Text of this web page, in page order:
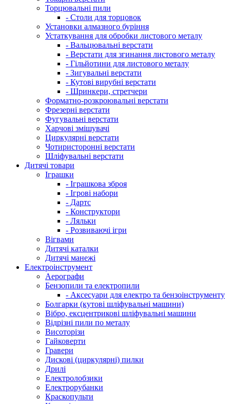
Торцювальні пили
- Столи для торцовок
Установки алмазного буріння
Устаткування для обробки листового металу
- Вальцювальні верстати
- Верстати для згинання листового металу
- Гільйотини для листового металу
- Зигувальні верстати
- Кутові вирубні верстати
- Шринкери, стретчери
Форматно-розкроювальні верстати
Фрезерні верстати
Фугувальні верстати
Харчові змішувачі
Циркулярні верстати
Чотиристоронні верстати
Шліфувальні верстати
Дитячі товари
Іграшки
- Іграшкова зброя
- Ігрові набори
- Дартс
- Конструктори
- Ляльки
- Розвиваючі ігри
Вігвами
Дитячі каталки
Дитячі манежі
Електроінструмент
Аерографи
Бензопили та електропили
- Аксесуари для електро та бензоінструменту
Болгарки (кутові шліфувальні машини)
Вібро, ексцентрикові шліфувальні машини
Відрізні пили по металу
Висоторізи
Гайковерти
Гравери
Дискові (циркулярні) пилки
Дрилі
Електролобзики
Електрорубанки
Краскопульти